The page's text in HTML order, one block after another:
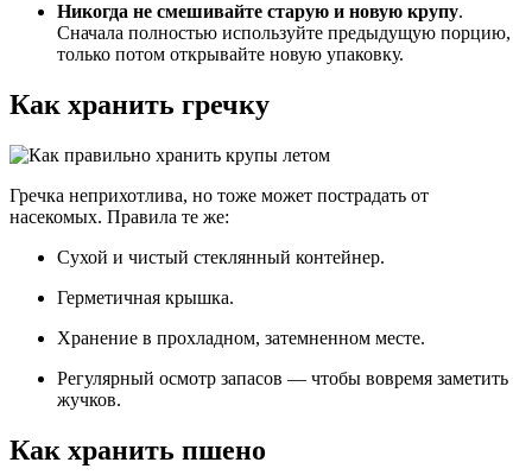
Никогда не смешивайте старую и новую крупу.
Сначала полностью используйте предыдущую порцию,
только потом открывайте новую упаковку.
Как хранить гречку
Гречка неприхотлива, но тоже может пострадать от
насекомых. Правила те же:
Сухой и чистый стеклянный контейнер.
Герметичная крышка.
Хранение в прохладном, затемненном месте.
Регулярный осмотр запасов — чтобы вовремя заметить
жучков.
Как хранить пшено